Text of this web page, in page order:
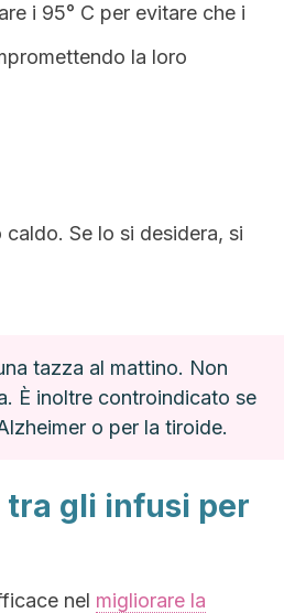
i 95° C per evitare che i
la loro
Se lo si desidera, si
tazza al mattino. Non
È inoltre controindicato se
o per la tiroide.
tra gli infusi per
nel migliorare la